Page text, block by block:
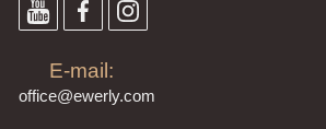
E-mail:
office@ewerly.com